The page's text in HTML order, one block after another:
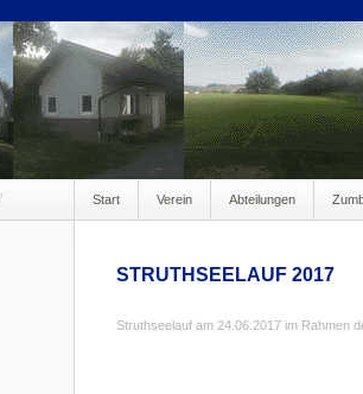
Start Verein Abteilungen
STRUTHSEELAUF 2017
Struthseelauf am 24.06.2017 im Rahmen